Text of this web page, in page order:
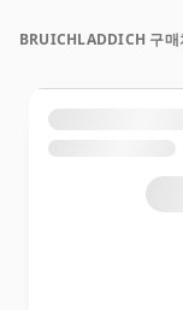
BRUICHLADDICH 구매